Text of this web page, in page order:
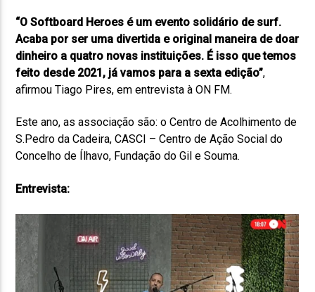
“O Softboard Heroes é um evento solidário de surf.
Acaba por ser uma divertida e original maneira de doar
dinheiro a quatro novas instituições. É isso que temos
feito desde 2021, já vamos para a sexta edição”,
afirmou Tiago Pires, em entrevista à ON FM.
Este ano, as associação são: o Centro de Acolhimento de
S.Pedro da Cadeira, CASCI – Centro de Ação Social do
Concelho de Ílhavo, Fundação do Gil e Souma.
Entrevista: